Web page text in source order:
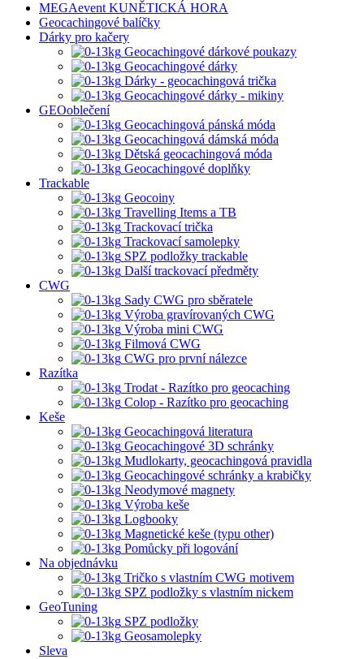
MEGAevent KUNĚTICKÁ HORA
Geocachingové balíčky
Dárky pro kačery
Geocachingové dárkové poukazy
Geocachingové dárky
Dárky - geocachingová trička
Geocachingové dárky - mikiny
GEOoblečení
Geocachingová pánská móda
Geocachingová dámská móda
Dětská geocachingová móda
Geocachingové doplňky
Trackable
Geocoiny
Travelling Items a TB
Trackovací trička
Trackovací samolepky
SPZ podložky trackable
Další trackovací předměty
CWG
Sady CWG pro sběratele
Výroba gravírovaných CWG
Výroba mini CWG
Filmová CWG
CWG pro první nálezce
Razítka
Trodat - Razítko pro geocaching
Colop - Razítko pro geocaching
Keše
Geocachingová literatura
Geocachingové 3D schránky
Mudlokarty, geocachingová pravidla
Geocachingové schránky a krabičky
Neodymové magnety
Výroba keše
Logbooky
Magnetické keše (typu other)
Pomůcky při logování
Na objednávku
Tričko s vlastním CWG motivem
SPZ podložky s vlastním nickem
GeoTuning
SPZ podložky
Geosamolepky
Sleva